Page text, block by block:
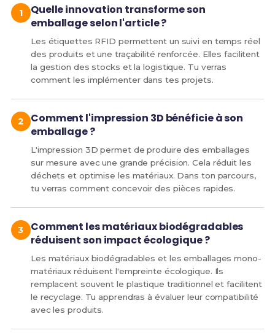
Quelle innovation transforme son
emballage selon l'article ?
Les étiquettes RFID permettent un suivi en temps réel
des produits et une traçabilité renforcée. Elles facilitent
la gestion des stocks et la logistique. Tu verras
comment les implémenter dans tes projets.
Comment l'impression 3D bénéficie à son
emballage ?
L'impression 3D permet de produire des emballages
sur mesure avec une grande précision. Cela réduit les
déchets et optimise les matériaux. Dans ton parcours,
tu verras comment concevoir des pièces rapides.
Comment les matériaux biodégradables
réduisent son impact écologique ?
Les matériaux biodégradables et les emballages mono-
matériaux réduisent l'empreinte écologique. Ils
remplacent souvent le plastique traditionnel et facilitent
le recyclage. Tu apprendras à évaluer leur compatibilité
avec les produits.